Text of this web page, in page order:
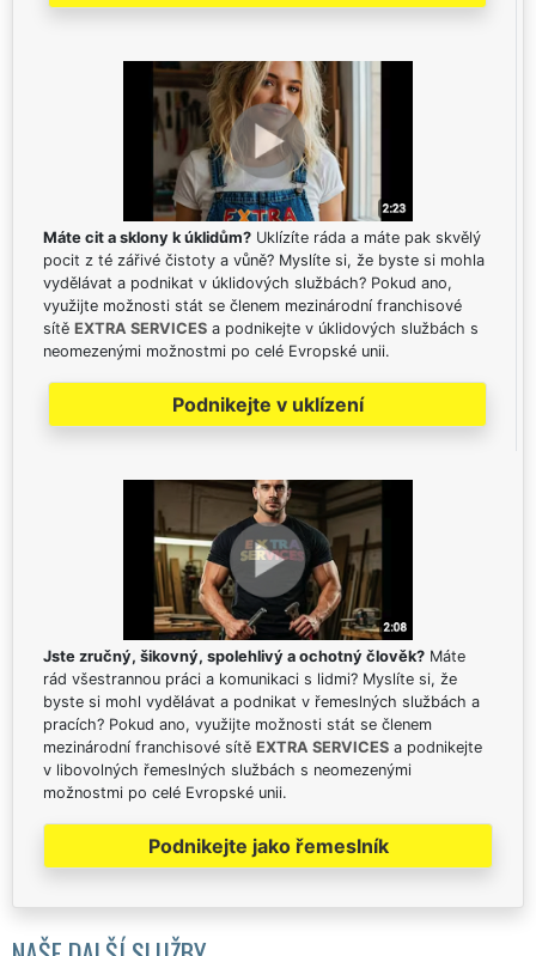
Máte cit a sklony k úklidům? Uklízíte ráda a máte pak skvělý
pocit z té zářivé čistoty a vůně? Myslíte si, že byste si mohla
vydělávat a podnikat v úklidových službách? Pokud ano,
využijte možnosti stát se členem mezinárodní franchisové
sítě EXTRA SERVICES a podnikejte v úklidových službách s
neomezenými možnostmi po celé Evropské unii.
Podnikejte v uklízení
Jste zručný, šikovný, spolehlivý a ochotný člověk? Máte
rád všestrannou práci a komunikaci s lidmi? Myslíte si, že
byste si mohl vydělávat a podnikat v řemeslných službách a
pracích? Pokud ano, využijte možnosti stát se členem
mezinárodní franchisové sítě EXTRA SERVICES a podnikejte
v libovolných řemeslných službách s neomezenými
možnostmi po celé Evropské unii.
Podnikejte jako řemeslník